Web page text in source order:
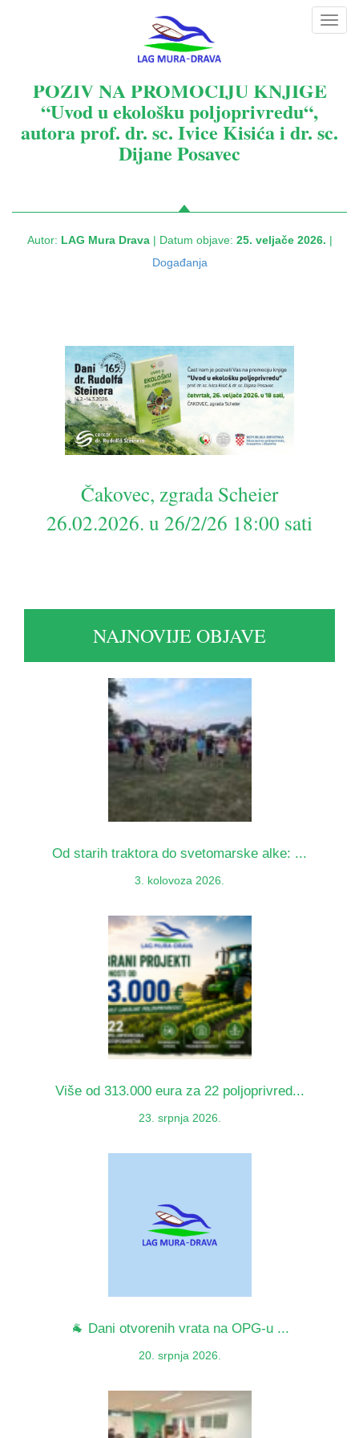
POZIV NA PROMOCIJU KNJIGE
“Uvod u ekološku poljoprivredu“,
autora prof. dr. sc. Ivice Kisića i dr. sc.
Dijane Posavec
Autor: LAG Mura Drava| Datum objave: 25. veljače 2026. |
Događanja
Čakovec, zgrada Scheier
26.02.2026. u 26/2/26 18:00 sati
NAJNOVIJE OBJAVE
Od starih traktora do svetomarske alke: ...
3. kolovoza 2026.
Više od 313.000 eura za 22 poljoprivred...
23. srpnja 2026.
🐐 Dani otvorenih vrata na OPG-u ...
20. srpnja 2026.